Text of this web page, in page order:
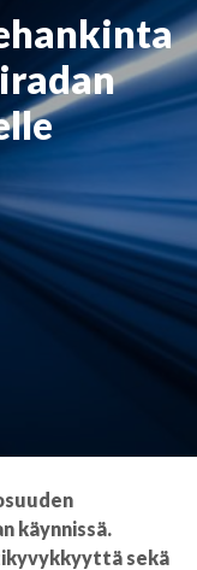
käynnissä.
sekä